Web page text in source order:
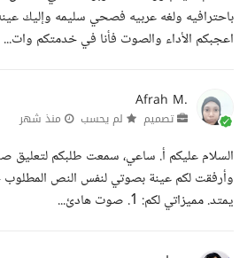
باحترافيه ولغه عربيه فصحي سليمه وإليك
اعجبكم الأداء والصوت فأنا في خدمتكم وات...
Afrah M.
تصميم لم يحسب منذ شهر
السلام عليكم أ. ساعي، سمعت طلبكم لتعليق
وأرفقت لكم عينة بصوتي لنفس النص المطلوب
يمتد. مميزاتي لكم: 1. صوت هادئ...